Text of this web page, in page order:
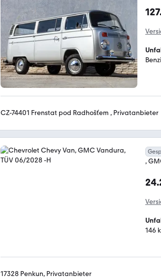
CZ-74401 Frenstat pod Radhošťem , Privatanbieter
,
146
17328 Penkun, Privatanbieter